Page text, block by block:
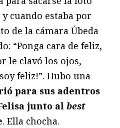
cuando estaba por
de la cámara Úbeda
“Ponga cara de feliz,
le clavó los ojos,
feliz!”. Hubo una
para sus adentros
junto al best
. Ella chocha.